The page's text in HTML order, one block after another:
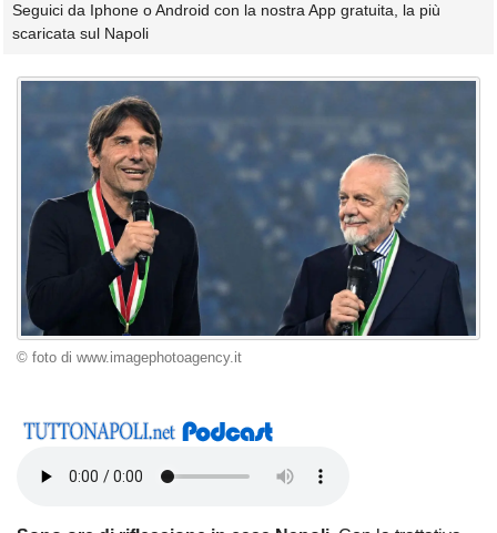
Seguici da Iphone o Android con la nostra App gratuita, la più
scaricata sul Napoli
© foto di www.imagephotoagency.it